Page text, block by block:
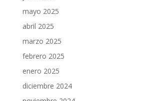
mayo 2025
abril 2025
marzo 2025
febrero 2025
enero 2025
diciembre 2024